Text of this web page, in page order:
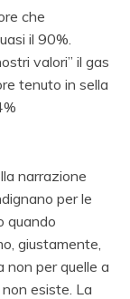
che
il 90%.
valori” il gas
tenuto in sella
narrazione
per le
quando
giustamente,
non per quelle a
esiste. La